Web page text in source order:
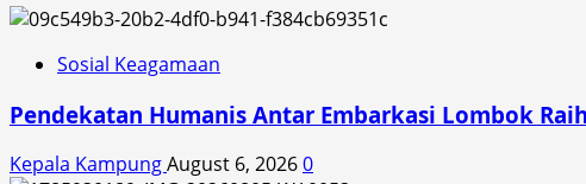
Sosial Keagamaan
Pendekatan Humanis Antar Embarkasi Lombok
Kepala KampungAugust 6, 20260